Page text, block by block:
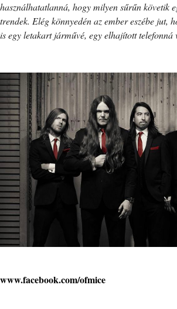
használhatatlanná, hogy milyen sűrűn követik
trendek. Elég könnyedén az ember eszébe jut,
is egy letakart járművé, egy elhajított telefonná
www.facebook.com/ofmice